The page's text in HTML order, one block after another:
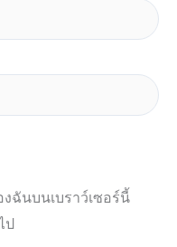
ฉันบนเบราว์เซอร์นี้
ป